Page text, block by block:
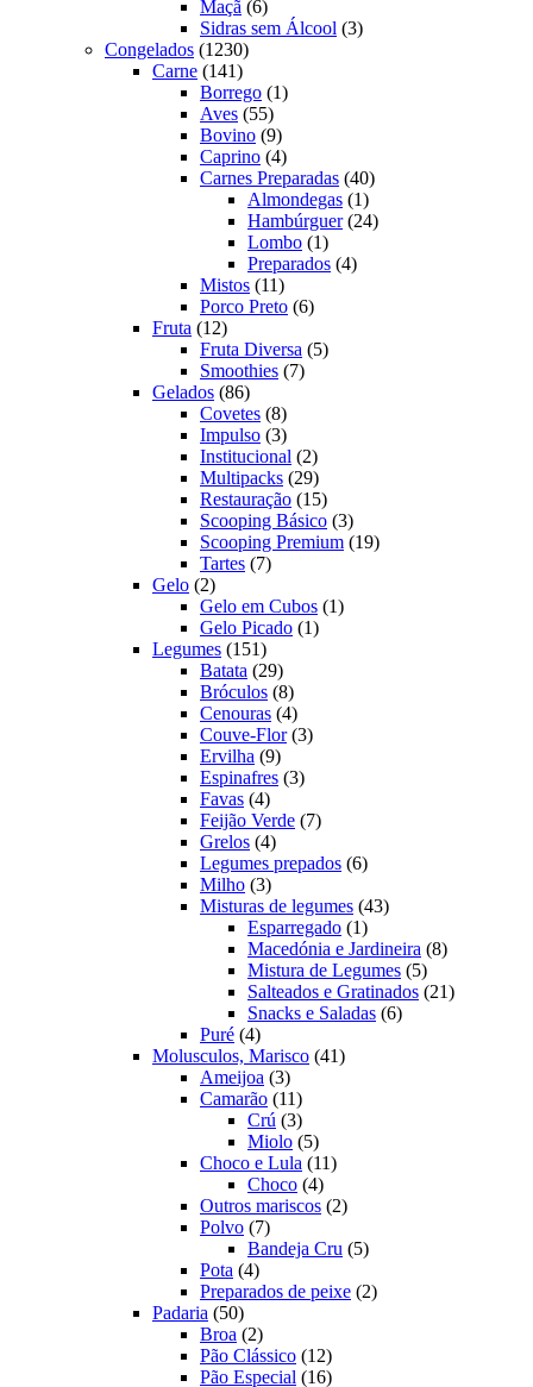
produtos
Maçã 66
produtos
Sidras sem Álcool 33
Congelados 12301230
produtos
Carne 141141
produtos
Borrego 11
Aves 5555
produtos
Bovino 99
produtos
Caprino 44
produtos
Carnes Preparadas 4040
produtos
Almondegas 11
produto
Hambúrguer 2424
Lombo 11
produto
Preparados 44
Mistos 1111
produtos
Porco Preto 66
Fruta 1212
produtos
Fruta Diversa 55
Smoothies 77
Gelados 8686
produtos
Covetes 88
produtos
Impulso 33
produtos
Institucional 22
produtos
Multipacks 2929
produtos
Restauração 1515
produtos
Scooping Básico 33
produtos
Scooping Premium 1919
Tartes 77
Gelo 22
produtos
Gelo em Cubos 11
Gelo Picado 11
Legumes 151151
produtos
Batata 2929
produtos
Bróculos 88
produtos
Cenouras 44
produtos
Couve-Flor 33
Ervilha 99
produtos
Espinafres 33
Favas 44
produtos
Feijão Verde 77
Grelos 44
produtos
Legumes prepados 66
Milho 33
produtos
Misturas de legumes 4343
Esparregado 11
produto
Macedónia e Jardineira 88
Mistura de Legumes 55
produtos
Salteados e Gratinados 2121
Snacks e Saladas 66
Puré 44
produtos
Molusculos, Marisco 4141
Ameijoa 33
produtos
Camarão 1111
produtos
Crú 33
produtos
Miolo 55
produtos
Choco e Lula 1111
Choco 44
produtos
Outros mariscos 22
Polvo 77
produtos
Bandeja Cru 55
Pota 44
produtos
Preparados de peixe 22
Padaria 5050
produtos
Broa 22
produtos
Pão Clássico 1212
produtos
Pão Especial 1616